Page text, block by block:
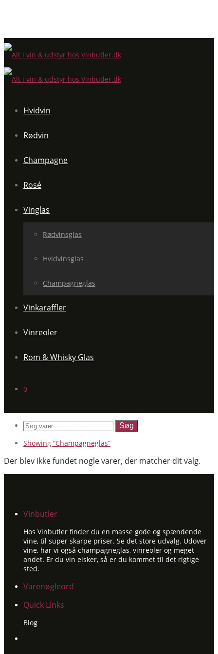
Hvidvin
Rødvin
Champagne
Rosé
Vinglas
Rødvinsglas
Hvidvinsglas
Champagneglas
Vinkaraffler
Vinreoler
Rom & Whisky Glas
0
Søg
efter:
Showing “Champagneglas”
Der blev ikke fundet nogle varer, der matcher dit valg.
Vinbutler
Hos Vinbutler finder du en masse gode og spændende
vine, til super skarpe priser. Se det store udvalg. Udover
vine, har vi også champagneglas, vinreoler og meget
andet. Er du vin elsker, så er du kommet til det rigtige
sted.
Varenøgleord
Quick Links
Blog